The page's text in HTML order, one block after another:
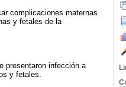
complicaciones maternas
y fetales de la
presentaron infección a
y fetales.